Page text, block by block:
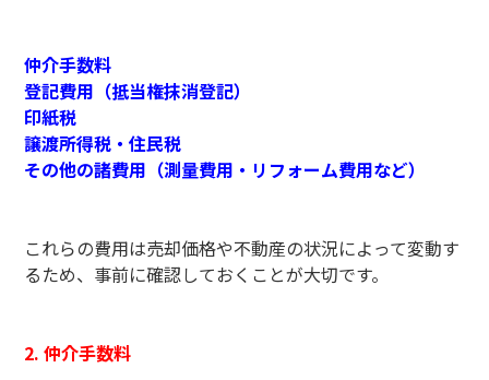
仲介手数料
登記費用（抵当権抹消登記）
印紙税
譲渡所得税・住民税
その他の諸費用（測量費用・リフォーム費用など）
これらの費用は売却価格や不動産の状況によって変動す
るため、事前に確認しておくことが大切です。
2. 仲介手数料